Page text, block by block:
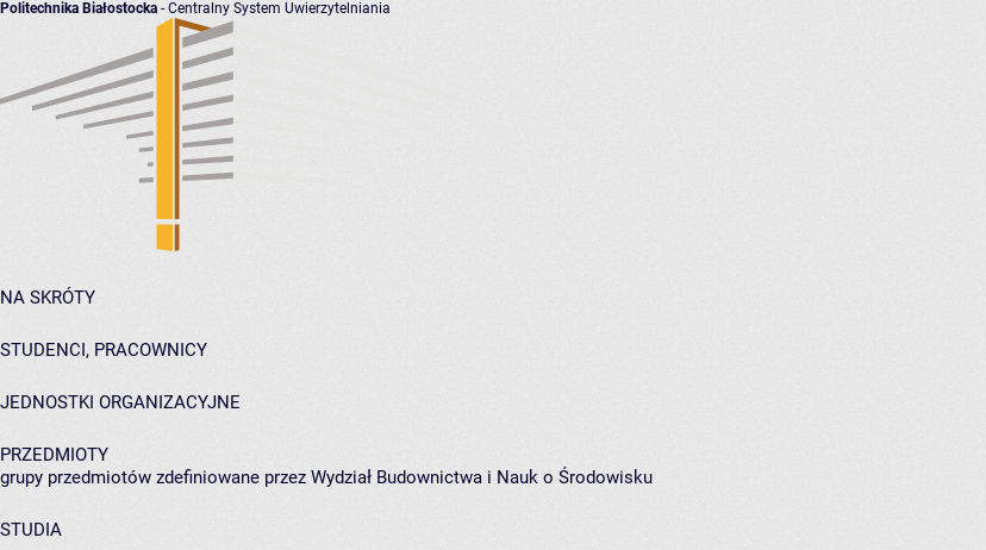
Politechnika Białostocka - Centralny System Uwierzytelniania
NA SKRÓTY
STUDENCI, PRACOWNICY
JEDNOSTKI ORGANIZACYJNE
PRZEDMIOTY
grupy przedmiotów zdefiniowane przez Wydział Budownictwa i Nauk o Środowisku
STUDIA